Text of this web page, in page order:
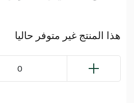
هذا المنتج غير متوفر حاليا
0